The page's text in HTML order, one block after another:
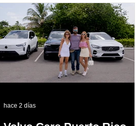
público
hace 2 días